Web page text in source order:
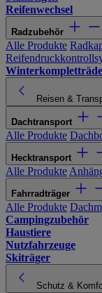
Reifenwechsel
Radzubehör
Alle Produkte
Reisen &
Dachtransport
Alle Produkte
Hecktransport
Alle Produkte
Fahrradträger
Alle Produkte
Campingzubehör
Haustiere
Nutzfahrzeuge
Skiträger
Schutz &